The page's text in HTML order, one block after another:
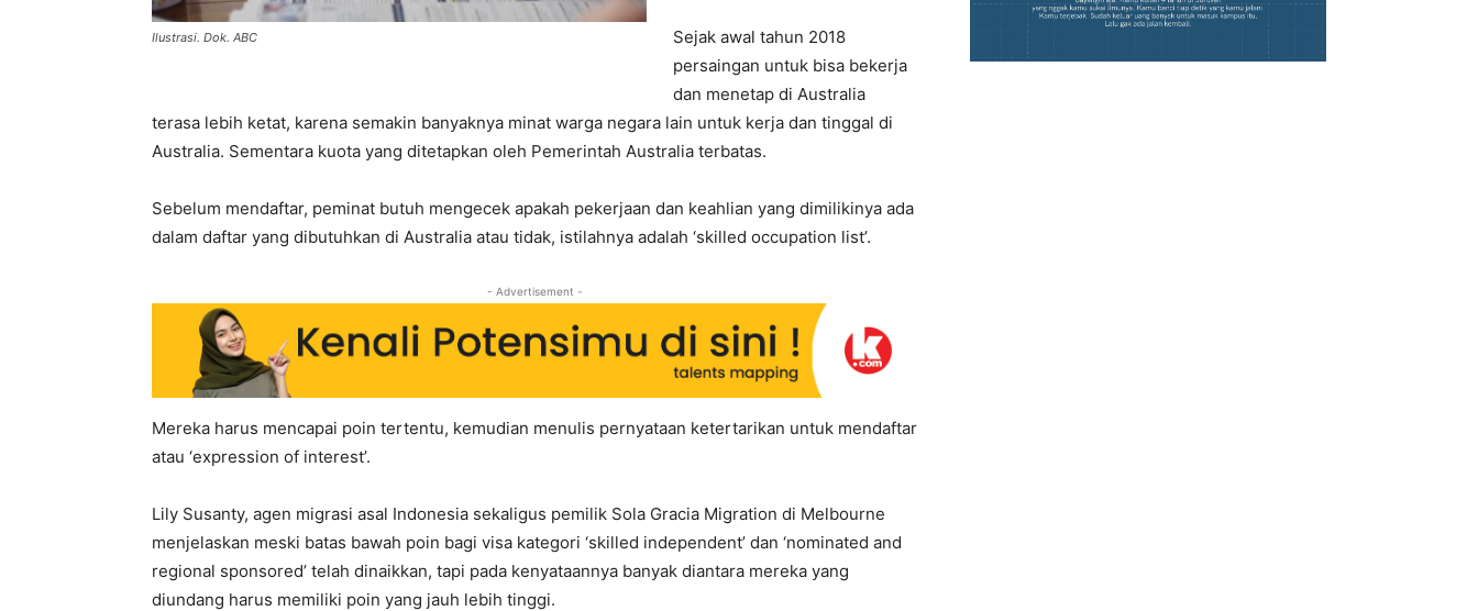
Ilustrasi. Dok. ABC
Sejak awal tahun 2018
persaingan untuk bisa bekerja
dan menetap di Australia
terasa lebih ketat, karena semakin banyaknya minat warga negara lain untuk kerja dan tinggal di
Australia. Sementara kuota yang ditetapkan oleh Pemerintah Australia terbatas.
Sebelum mendaftar, peminat butuh mengecek apakah pekerjaan dan keahlian yang dimilikinya ada
dalam daftar yang dibutuhkan di Australia atau tidak, istilahnya adalah ‘skilled occupation list’.
- Advertisement -
Mereka harus mencapai poin tertentu, kemudian menulis pernyataan ketertarikan untuk mendaftar
atau ‘expression of interest’.
Lily Susanty, agen migrasi asal Indonesia sekaligus pemilik Sola Gracia Migration di Melbourne
menjelaskan meski batas bawah poin bagi visa kategori ‘skilled independent’ dan ‘nominated and
regional sponsored’ telah dinaikkan, tapi pada kenyataannya banyak diantara mereka yang
diundang harus memiliki poin yang jauh lebih tinggi.